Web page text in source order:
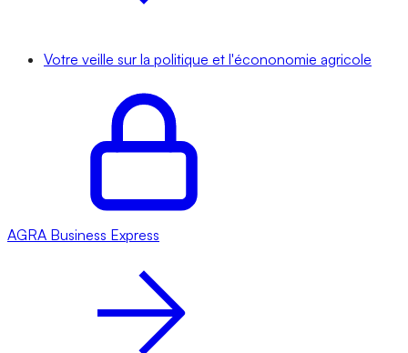
Votre veille sur la politique et l'écononomie agricole
AGRA Business Express